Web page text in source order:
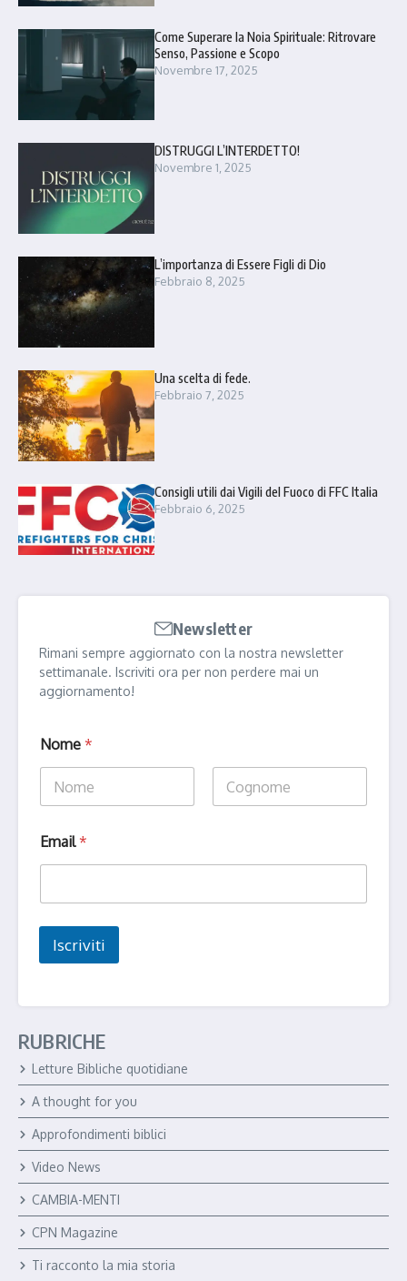
Come Superare la Noia Spirituale: Ritrovare
Senso, Passione e Scopo
Novembre 17, 2025
DISTRUGGI L’INTERDETTO!
Novembre 1, 2025
L’importanza di Essere Figli di Dio
Febbraio 8, 2025
Una scelta di fede.
Febbraio 7, 2025
Consigli utili dai Vigili del Fuoco di FFC Italia
Febbraio 6, 2025
Newsletter
Rimani sempre aggiornato con la nostra newsletter
settimanale. Iscriviti ora per non perdere mai un
aggiornamento!
Nome *
E
m
i
E
a
Email*
Iscriviti
RUBRICHE
Letture Bibliche quotidiane
A thought for you
Approfondimenti biblici
Video News
CAMBIA-MENTI
CPN Magazine
Ti racconto la mia storia